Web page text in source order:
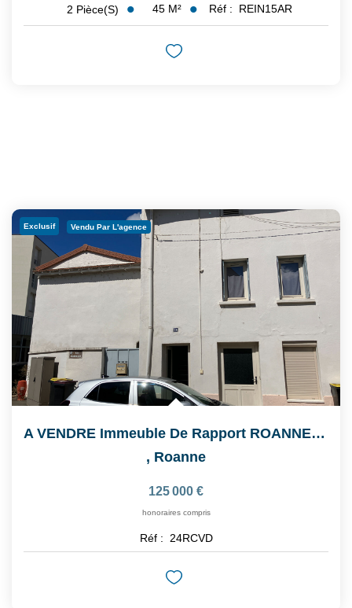
2 Pièce(s) 45 M² Réf : REIN15AR
Exclusif Vendu Par L'agence
A VENDRE Immeuble De Rapport ROANNE Quartier Port De ROANNE
, Roanne
125 000 €
honoraires compris
Réf : 24RCVD